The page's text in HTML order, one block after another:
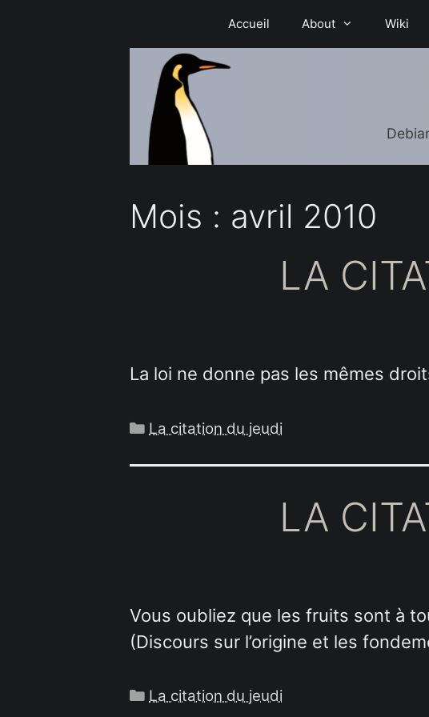
Accueil About Wiki
Mois : avril 2010
LA
La loi ne donne pas les mêmes
Catégories
La citation du jeudi
LA
Vous oubliez que les fruits sont à
(Discours sur l’origine et les
Catégories
La citation du jeudi